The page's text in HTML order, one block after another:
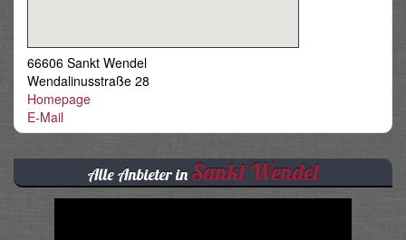
66606 Sankt Wendel
Wendalinusstraße 28
Homepage
E-Mail
Alle Anbieter in Sankt Wendel